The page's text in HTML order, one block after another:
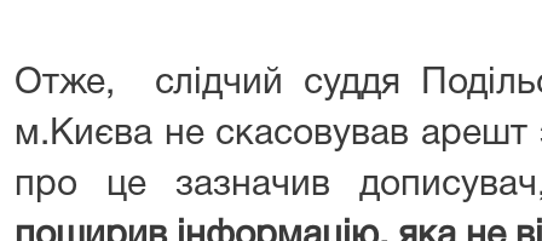
Отже, слідчий суддя
м.Києва не скасовував арешт
про це зазначив